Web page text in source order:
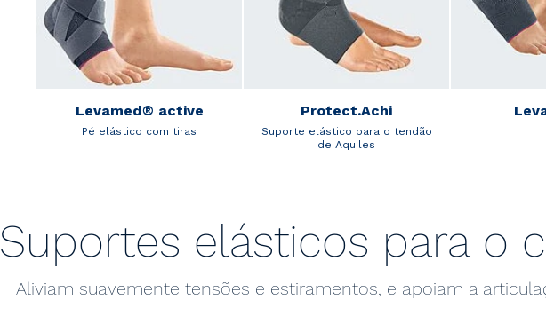
Levamed® active
Pé elástico com tiras
Protect.Achi
Suporte elástico para o tendão
de Aquiles
Suportes elásticos para o
Aliviam suavemente tensões e estiramentos, e apoiam a